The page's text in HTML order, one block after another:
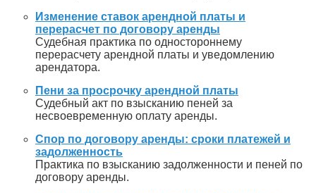
Изменение ставок арендной платы и
перерасчет по договору аренды
Судебная практика по одностороннему
перерасчету арендной платы и уведомлению
арендатора.
Пени за просрочку арендной платы
Судебный акт по взысканию пеней за
несвоевременную оплату аренды.
Спор по договору аренды: сроки платежей и
задолженность
Практика по взысканию задолженности и пеней по
договору аренды.